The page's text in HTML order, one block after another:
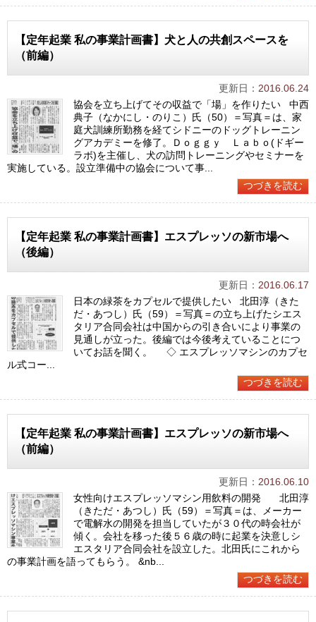
【定年起業 私の事業計画書】犬と人の共創スペースを
（前編）
更新日： 2016.06.24
協会を立ち上げてその収益で「場」を作りたい 中西
典子（なかにし・のりこ）氏（50）＝写真＝は、家
庭犬訓練所勤務を経てシドニーのドッグトレーニン
グアカデミーを修了。Ｄｏｇｇｙ Ｌａｂｏ(ドギー
ラボ)を主催し、犬の訪問トレーニングやセミナーを
実施している。設立準備中の協会について事...
つづきを読む
【定年起業 私の事業計画書】エスプレッソの新市場へ
（後編）
更新日： 2016.06.17
日本の緑茶をカプセルで提供したい 北田淳（きた
だ・あつし）氏（59）＝写真＝の立ち上げたシエス
タリア合同会社は中国からの引き合いにより事業の
見通しが立った。後編では今後考えていることにつ
いてお話を聞く。 ◇ エスプレッソマシンのカプセ
ル式コー...
つづきを読む
【定年起業 私の事業計画書】エスプレッソの新市場へ
（前編）
更新日： 2016.06.10
女性向けエスプレッソマシン用飲料の開発 北田淳
（きただ・あつし）氏（59）＝写真＝は、メーカー
で電解水の開発を担当していたが３０代の時会社が
傾く。会社を移った後５６歳の時に起業を決意しシ
エスタリア合同会社を設立した。北田氏にこれから
の事業計画を語ってもらう。 &nb...
つづきを読む